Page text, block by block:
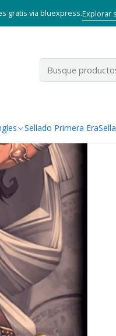
Sellado Primera Era
gratis via bluexpress.Explorar
TCG Mitos y Leyendas